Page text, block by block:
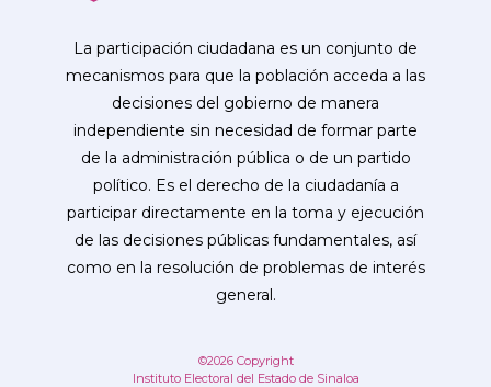
La participación ciudadana es un conjunto de
mecanismos para que la población acceda a las
decisiones del gobierno de manera
independiente sin necesidad de formar parte
de la administración pública o de un partido
político. Es el derecho de la ciudadanía a
participar directamente en la toma y ejecución
de las decisiones públicas fundamentales, así
como en la resolución de problemas de interés
general.
©2026 Copyright
Instituto Electoral del Estado de Sinaloa